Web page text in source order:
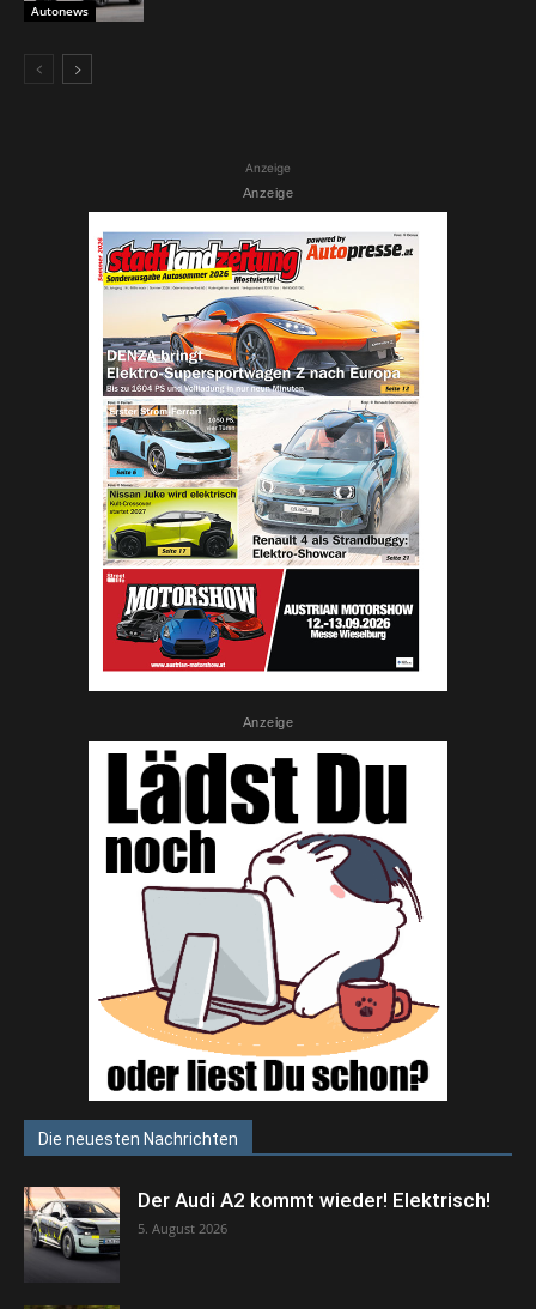
Autonews
Anzeige
Anzeige
Anzeige
Die neuesten Nachrichten
Der Audi A2 kommt wieder! Elektrisch!
5. August 2026